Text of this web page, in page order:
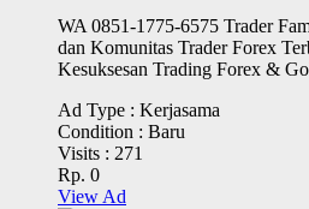
WA 0851-1775-6575 Trader
dan Komunitas Trader Forex
Kesuksesan Trading Forex &
Ad Type : Kerjasama
Condition : Baru
Visits : 271
Rp. 0
View Ad